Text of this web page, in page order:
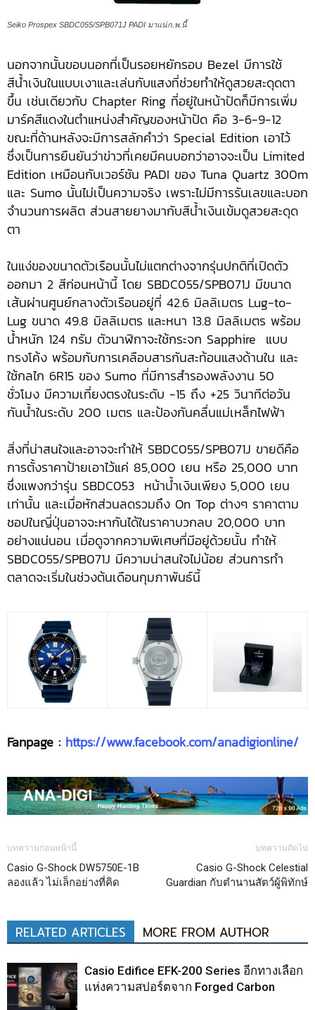
Seiko Prospex SBDC055/SPB071J PADI มาแน่ก.พ.นี้
นอกจากนั้นขอบนอกที่เป็นรอยหยักรอบ Bezel มีการใช้
สีน้ำเงินในแบบเงาและเล่นกับแสงที่ช่วยทำให้ดูสวยสะดุดตา
ขึ้น เช่นเดียวกับ Chapter Ring ที่อยู่ในหน้าปัดก็มีการเพิ่ม
มาร์คสีแดงในตำแหน่งสำคัญของหน้าปัด คือ 3-6-9-12
ขณะที่ด้านหลังจะมีการสลักคำว่า Special Edition เอาไว้
ซึ่งเป็นการยืนยันว่าข่าวที่เคยมีคนบอกว่าอาจจะเป็น Limited
Edition เหมือนกับเวอร์ชัน PADI ของ Tuna Quartz 300m
และ Sumo นั้นไม่เป็นความจริง เพราะไม่มีการรันเลขและบอก
จำนวนการผลิต ส่วนสายยางมากับสีน้ำเงินเข้มดูสวยสะดุด
ตา
ในแง่ของขนาดตัวเรือนนั้นไม่แตกต่างจากรุ่นปกติที่เปิดตัว
ออกมา 2 สีก่อนหน้านี้ โดย SBDC055/SPB071J มีขนาด
เส้นผ่านศูนย์กลางตัวเรือนอยู่ที่ 42.6 มิลลิเมตร Lug-to-
Lug ขนาด 49.8 มิลลิเมตร และหนา 13.8 มิลลิเมตร พร้อม
น้ำหนัก 124 กรัม ตัวนาฬิกาจะใช้กระจก Sapphire แบบ
ทรงโค้ง พร้อมกับการเคลือบสารกันสะท้อนแสงด้านใน และ
ใช้กลไก 6R15 ของ Sumo ที่มีการสำรองพลังงาน 50
ชั่วโมง มีความเที่ยงตรงในระดับ -15 ถึง +25 วินาทีต่อวัน
กันน้ำในระดับ 200 เมตร และป้องกันคลื่นแม่เหล็กไฟฟ้า
สิ่งที่น่าสนใจและอาจจะทำให้ SBDC055/SPB071J ขายดีคือ
การตั้งราคาป้ายเอาไว้แค่ 85,000 เยน หรือ 25,000 บาท
ซึ่งแพงกว่ารุ่น SBDC053 หน้าน้ำเงินเพียง 5,000 เยน
เท่านั้น และเมื่อหักส่วนลดรวมถึง On Top ต่างๆ ราคาตาม
ชอปในญี่ปุ่นอาจจะหากันได้ในราคาบวกลบ 20,000 บาท
อย่างแน่นอน เมื่อดูจากความพิเศษที่มีอยู่ด้วยนั้น ทำให้
SBDC055/SPB071J มีความน่าสนใจไม่น้อย ส่วนการทำ
ตลาดจะเริ่มในช่วงต้นเดือนกุมภาพันธ์นี้
Fanpage : https://www.facebook.com/anadigionline/
บทความก่อนหน้านี้
Casio G-Shock DW5750E-1B
ลองแล้ว ไม่เล็กอย่างที่คิด
บทความถัดไป
Casio G-Shock Celestial
Guardian กับตำนานสัตว์ผู้พิทักษ์
RELATED ARTICLES MORE FROM AUTHOR
Casio Edifice EFK-200 Series อีกทางเลือก
แห่งความสปอร์ตจาก Forged Carbon